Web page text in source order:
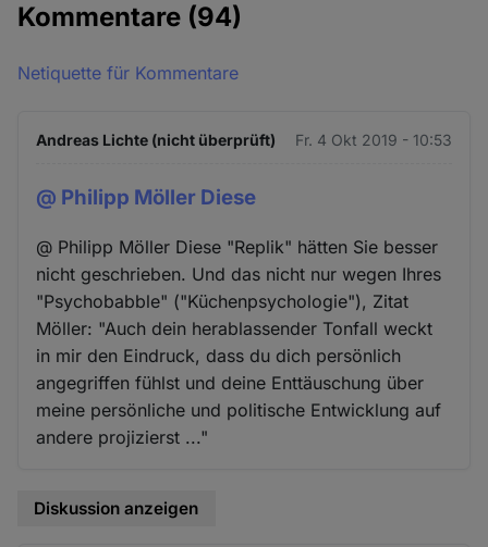
Kommentare (94)
Netiquette für Kommentare
Andreas Lichte (nicht überprüft) Fr. 4 Okt 2019 - 10:53
@ Philipp Möller Diese
@ Philipp Möller Diese "Replik" hätten Sie besser
nicht geschrieben. Und das nicht nur wegen Ihres
"Psychobabble" ("Küchenpsychologie"), Zitat
Möller: "Auch dein herablassender Tonfall weckt
in mir den Eindruck, dass du dich persönlich
angegriffen fühlst und deine Enttäuschung über
meine persönliche und politische Entwicklung auf
andere projizierst ..."
Diskussion anzeigen